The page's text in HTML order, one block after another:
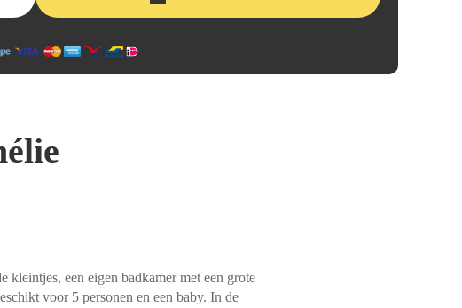
kleintjes, een eigen badkamer met een grote
voor 5 personen en een baby. In de